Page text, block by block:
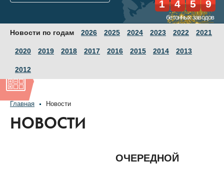
1 4 5 9
бетонных заводов
Новости по годам 2026 2025 2024 2023 2022 2021
2020 2019 2018 2017 2016 2015 2014 2013
2012
Главная Новости
НОВОСТИ
ОЧЕРЕДНОЙ